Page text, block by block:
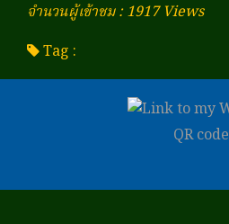
จำนวนผู้เข้าชม : 1917 Views
Tag :
QR code